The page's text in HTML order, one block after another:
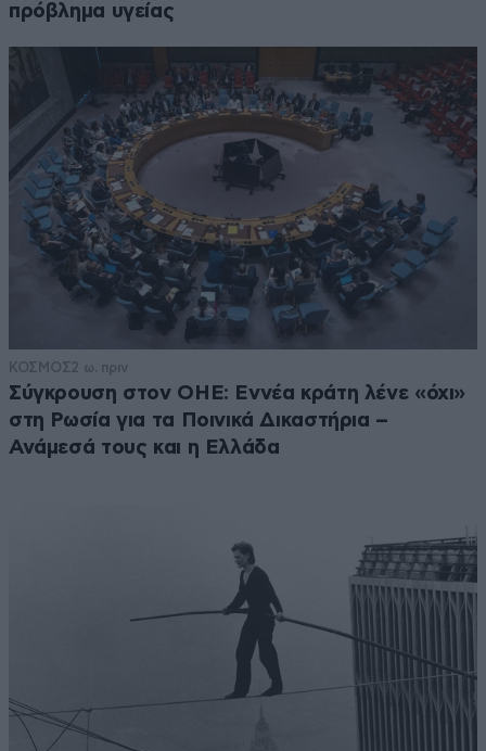
πρόβλημα υγείας
ΚΟΣΜΟΣ2 ω. πριν
Σύγκρουση στον ΟΗΕ: Εννέα κράτη λένε «όχι»
στη Ρωσία για τα Ποινικά Δικαστήρια –
Ανάμεσά τους και η Ελλάδα